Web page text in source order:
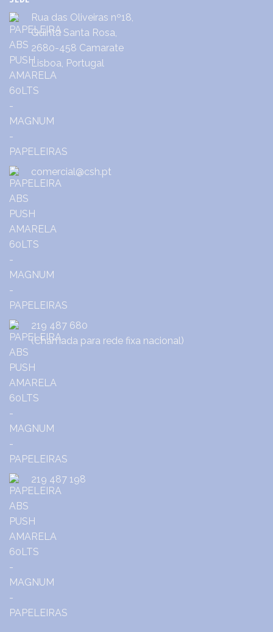
Rua das Oliveiras nº18,
Quinta Santa Rosa,
2680-458 Camarate
Lisboa, Portugal
comercial@csh.pt
219 487 680
(Chamada para rede fixa nacional)
219 487 198